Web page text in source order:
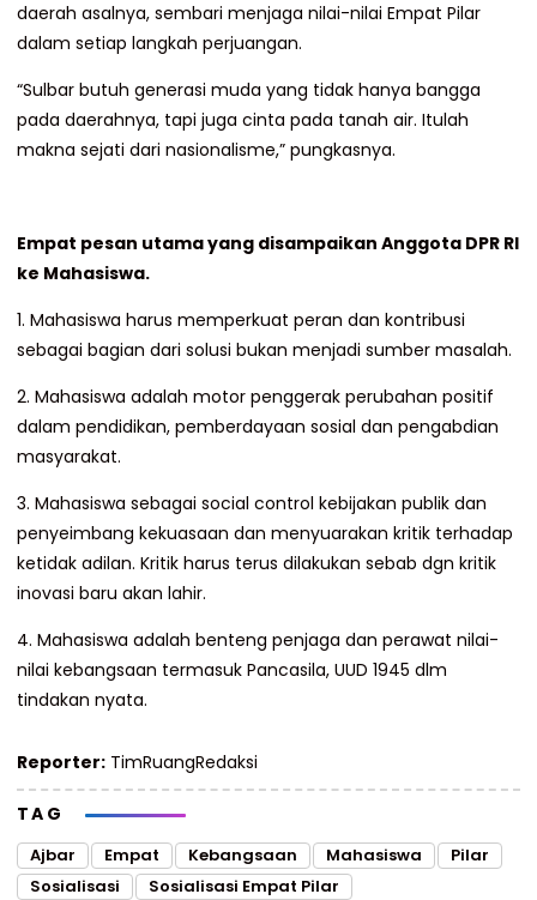
daerah asalnya, sembari menjaga nilai-nilai Empat Pilar
dalam setiap langkah perjuangan.
“Sulbar butuh generasi muda yang tidak hanya bangga
pada daerahnya, tapi juga cinta pada tanah air. Itulah
makna sejati dari nasionalisme,” pungkasnya.
Empat pesan utama yang disampaikan Anggota DPR RI
ke Mahasiswa.
1. Mahasiswa harus memperkuat peran dan kontribusi
sebagai bagian dari solusi bukan menjadi sumber masalah.
2. ⁠Mahasiswa adalah motor penggerak perubahan positif
dalam pendidikan, pemberdayaan sosial dan pengabdian
masyarakat.
3. ⁠Mahasiswa sebagai social control kebijakan publik dan
penyeimbang kekuasaan dan menyuarakan kritik terhadap
ketidak adilan. Kritik harus terus dilakukan sebab dgn kritik
inovasi baru akan lahir.
4. ⁠Mahasiswa adalah benteng penjaga dan perawat nilai-
nilai kebangsaan termasuk Pancasila, UUD 1945 dlm
tindakan nyata.
Reporter: TimRuangRedaksi
TAG
Ajbar Empat Kebangsaan Mahasiswa
Pilar
Sosialisasi
Sosialisasi Empat Pilar